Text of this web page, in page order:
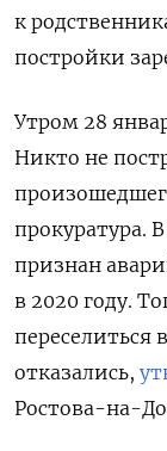
к
постройки
Утром 28
Никто не
прокуратура.
признан
в 2020 году. Т
отказались,
Ростова-на-